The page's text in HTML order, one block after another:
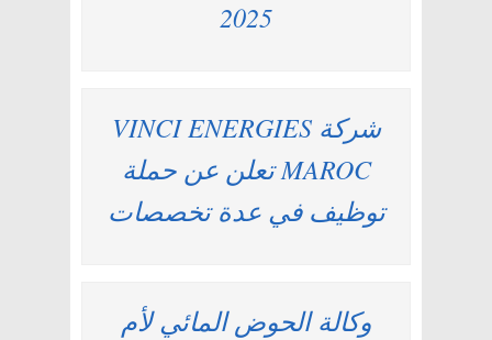
2025
شركة VINCI ENERGIES
MAROC تعلن عن حملة
توظيف في عدة تخصصات
وكالة الحوض المائي لأم